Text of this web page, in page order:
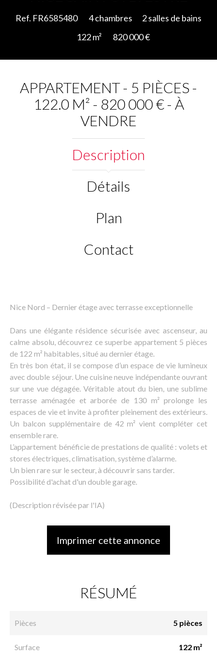
Ref. FR6585480 4 chambres
2 salles de bains
122 m²
820 000 €
APPARTEMENT - 5 PIÈCES -
122.0 M² - 820 000 € - À
VENDRE
Description
Détails
Plan
Contact
Nice Nord – Dernier étage avec terrasse exceptionnelle
Dans une élégante résidence sécurisée avec ascenseur, au
calme absolu, découvrez ce superbe appartement 5 pièces
de 122 m² habitables, situé au dernier étage.
En très bon état, il se compose d’un espace de vie lumineux
avec double séjour. Une cuisine neuve indépendante ouvrant
sur une vue dégagée. Véritable atout du bien, une sublime
terrasse aménagée et arborée de 130 m² prolonge les
espaces de vie et invite à profiter pleinement des extérieurs.
Un balcon supplémentaire de 42 m² vient compléter cet
ensemble rare.
L’appartement bénéficie de prestations de qualité : volets et
stores électriques, climatisation, système d’alarme.
Un bien rare sur le secteur, à découvrir sans tarder.
Possibilité d'achat d'un double garage.
(Description révisée par l'IA)
Imprimer cette annonce
RÉSUMÉ
Pièces 5 pièces
Surface 122 m²